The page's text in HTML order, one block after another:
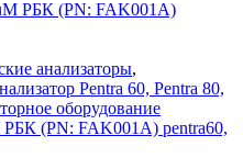
анализаторы,
Pentra 60, Pentra 80,
оборудование
РБК (PN: FAK001A) pentra60,